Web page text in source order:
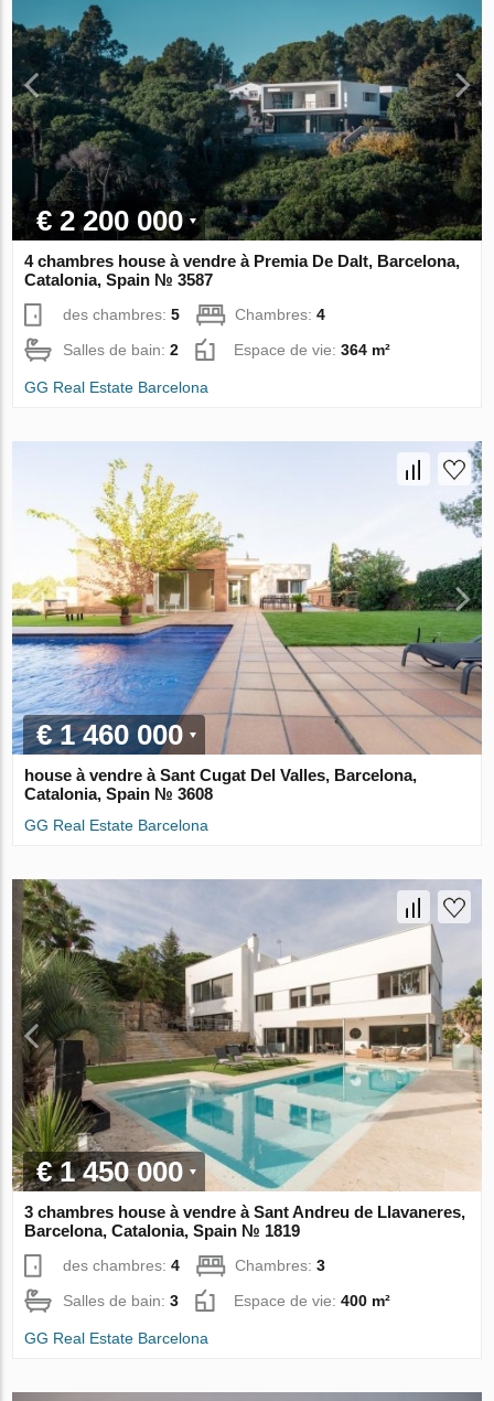
€ 2 200 000
4 chambres house à vendre à Premia De Dalt, Barcelona,
Catalonia, Spain № 3587
des chambres:5 Chambres:4
Salles de bain:2 Espace de vie:364 m²
GG Real Estate Barcelona
€ 1 460 000
house à vendre à Sant Cugat Del Valles, Barcelona,
Catalonia, Spain № 3608
GG Real Estate Barcelona
€ 1 450 000
3 chambres house à vendre à Sant Andreu de Llavaneres,
Barcelona, Catalonia, Spain № 1819
des chambres:4 Chambres:3
Salles de bain:3 Espace de vie:400 m²
GG Real Estate Barcelona